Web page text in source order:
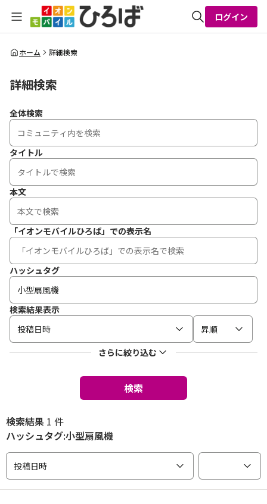
全体検索
ログイン
ホーム 詳細検索
詳細検索
全体検索
タイトル
本文
「イオンモバイルひろば」での表示名
ハッシュタグ
検索結果表示
投稿日時
昇順
さらに絞り込む
検索
検索結果 1 件
ハッシュタグ:小型扇風機
投稿日時